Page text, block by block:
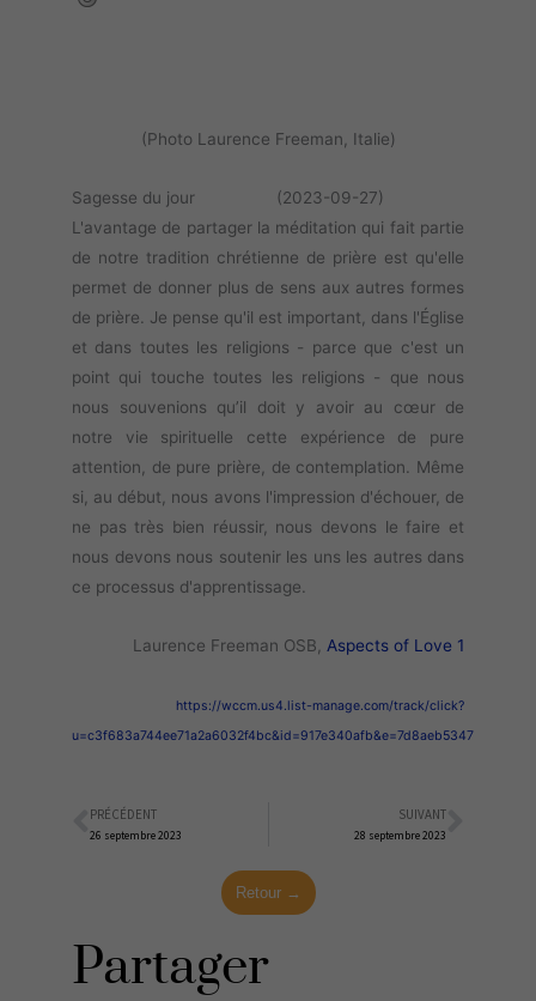
(Photo Laurence Freeman, Italie)
Sagesse du jour (2023-09-27)
L'avantage de partager la méditation qui fait partie
de notre tradition chrétienne de prière est qu'elle
permet de donner plus de sens aux autres formes
de prière. Je pense qu'il est important, dans l'Église
et dans toutes les religions - parce que c'est un
point qui touche toutes les religions - que nous
nous souvenions qu’il doit y avoir au cœur de
notre vie spirituelle cette expérience de pure
attention, de pure prière, de contemplation. Même
si, au début, nous avons l'impression d'échouer, de
ne pas très bien réussir, nous devons le faire et
nous devons nous soutenir les uns les autres dans
ce processus d'apprentissage.
Laurence Freeman OSB, Aspects of Love 1
https://wccm.us4.list-manage.com/track/click?
u=c3f683a744ee71a2a6032f4bc&id=917e340afb&e=7d8aeb5347
Précédent
PRÉCÉDENT
26 septembre 2023
SUIVANT
28 septembre 2023
Retour →
Partager